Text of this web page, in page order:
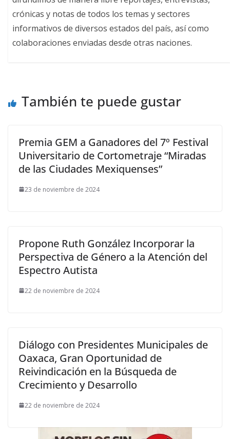
crónicas y notas de todos los temas y sectores
informativos de diversos estados del país, así como
colaboraciones enviadas desde otras naciones.
También te puede gustar
Premia GEM a Ganadores del 7º Festival
Universitario de Cortometraje “Miradas
de las Ciudades Mexiquenses”
23 de noviembre de 2024
Propone Ruth González Incorporar la
Perspectiva de Género a la Atención del
Espectro Autista
22 de noviembre de 2024
Diálogo con Presidentes Municipales de
Oaxaca, Gran Oportunidad de
Reivindicación en la Búsqueda de
Crecimiento y Desarrollo
22 de noviembre de 2024